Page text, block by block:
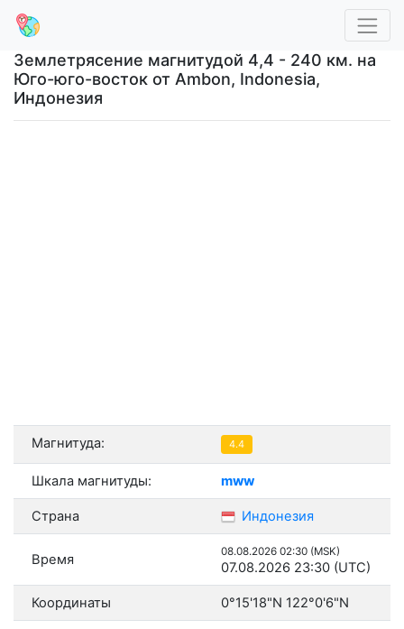
Землетрясение магнитудой 4,4 - 240 км. на
Юго-юго-восток от Ambon, Indonesia,
Индонезия
Магнитуда: 4.4
Шкала магнитуды: mww
Страна Индонезия
Время 08.08.2026 02:30 (MSK)
07.08.2026 23:30 (UTC)
Координаты 0°15'18"N 122°0'6"N